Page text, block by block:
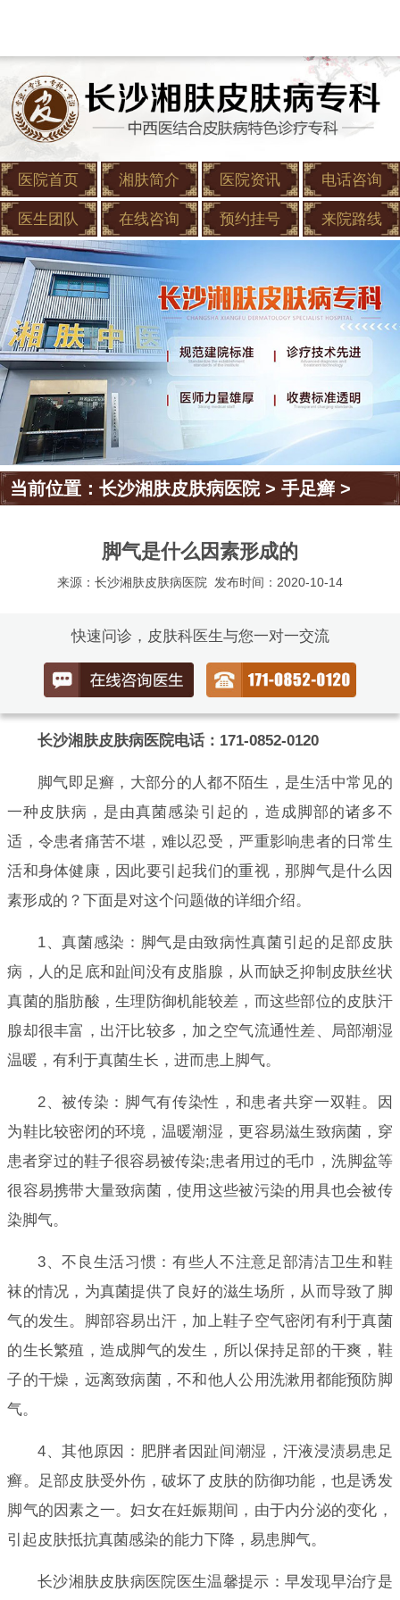
医院首页 湘肤简介 医院资讯 电话咨询
医生团队 在线咨询 预约挂号 来院路线
当前位置：长沙湘肤皮肤病医院>手足癣 >
脚气是什么因素形成的
来源：长沙湘肤皮肤病医院 发布时间：2020-10-14
快速问诊，皮肤科医生与您一对一交流
长沙湘肤皮肤病医院电话：171-0852-0120
脚气即足癣，大部分的人都不陌生，是生活中常见的
一种皮肤病，是由真菌感染引起的，造成脚部的诸多不
适，令患者痛苦不堪，难以忍受，严重影响患者的日常生
活和身体健康，因此要引起我们的重视，那脚气是什么因
素形成的？下面是对这个问题做的详细介绍。
1、真菌感染：脚气是由致病性真菌引起的足部皮肤
病，人的足底和趾间没有皮脂腺，从而缺乏抑制皮肤丝状
真菌的脂肪酸，生理防御机能较差，而这些部位的皮肤汗
腺却很丰富，出汗比较多，加之空气流通性差、局部潮湿
温暖，有利于真菌生长，进而患上脚气。
2、被传染：脚气有传染性，和患者共穿一双鞋。因
为鞋比较密闭的环境，温暖潮湿，更容易滋生致病菌，穿
患者穿过的鞋子很容易被传染;患者用过的毛巾，洗脚盆等
很容易携带大量致病菌，使用这些被污染的用具也会被传
染脚气。
3、不良生活习惯：有些人不注意足部清洁卫生和鞋
袜的情况，为真菌提供了良好的滋生场所，从而导致了脚
气的发生。脚部容易出汗，加上鞋子空气密闭有利于真菌
的生长繁殖，造成脚气的发生，所以保持足部的干爽，鞋
子的干燥，远离致病菌，不和他人公用洗漱用都能预防脚
气。
4、其他原因：肥胖者因趾间潮湿，汗液浸渍易患足
癣。足部皮肤受外伤，破坏了皮肤的防御功能，也是诱发
脚气的因素之一。妇女在妊娠期间，由于内分泌的变化，
引起皮肤抵抗真菌感染的能力下降，易患脚气。
长沙湘肤皮肤病医院医生温馨提示：早发现早治疗是